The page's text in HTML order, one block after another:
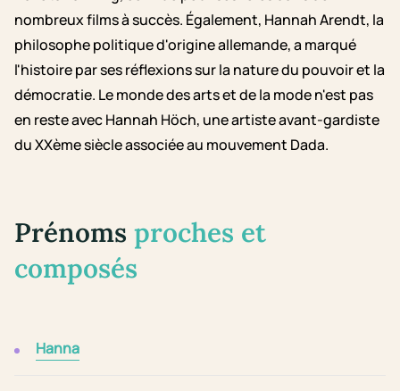
nombreux films à succès. Également, Hannah Arendt, la
philosophe politique d'origine allemande, a marqué
l'histoire par ses réflexions sur la nature du pouvoir et la
démocratie. Le monde des arts et de la mode n'est pas
en reste avec Hannah Höch, une artiste avant-gardiste
du XXème siècle associée au mouvement Dada.
Prénoms proches et
composés
Hanna